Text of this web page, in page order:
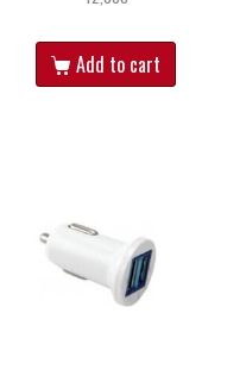
Add to cart